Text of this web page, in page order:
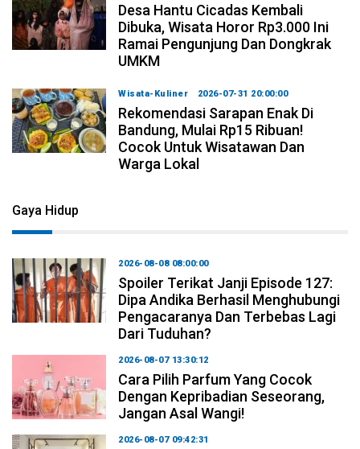
Desa Hantu Cicadas Kembali
Dibuka, Wisata Horor Rp3.000 Ini
Ramai Pengunjung Dan Dongkrak
UMKM
Wisata-Kuliner 2026-07-31 20:00:00
Rekomendasi Sarapan Enak Di
Bandung, Mulai Rp15 Ribuan!
Cocok Untuk Wisatawan Dan
Warga Lokal
Gaya Hidup
2026-08-08 08:00:00
Spoiler Terikat Janji Episode 127:
Dipa Andika Berhasil Menghubungi
Pengacaranya Dan Terbebas Lagi
Dari Tuduhan?
2026-08-07 13:30:12
Cara Pilih Parfum Yang Cocok
Dengan Kepribadian Seseorang,
Jangan Asal Wangi!
2026-08-07 09:42:31